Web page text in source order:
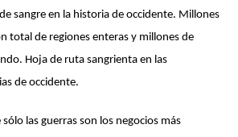
sangre en la historia de occidente. Millones
total de regiones enteras y millones de
Hoja de ruta sangrienta en las
de occidente.
las guerras son los negocios más